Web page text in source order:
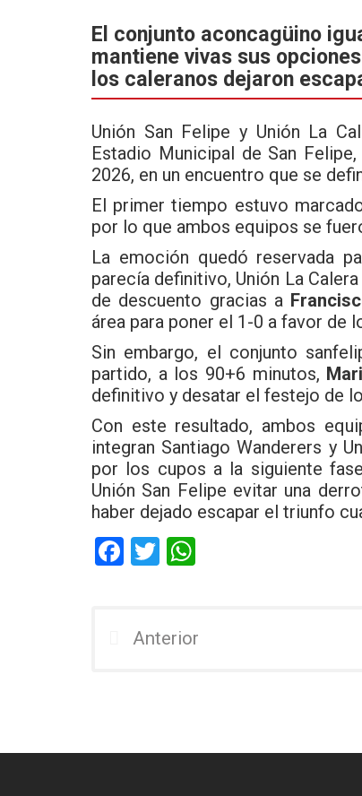
ce
b
o
o
k
tt
er
at
s
A
p
p
El conjunto aconcagüino
mantiene vivas sus
los caleranos dejaron
Unión San Felipe y Unión La
Estadio Municipal de San
2026, en un encuentro que se
El primer tiempo estuvo
por lo que ambos equipos se
La emoción quedó reservada
parecía definitivo, Unión La
de descuento gracias a
área para poner el 1-0 a favor de
Sin embargo, el conjunto
partido, a los 90+6 minutos,
definitivo y desatar el festejo de
Con este resultado, ambos
integran Santiago Wanderers y
por los cupos a la siguiente
Unión San Felipe evitar una
haber dejado escapar el triunfo
F
b
T
er s
Anterior